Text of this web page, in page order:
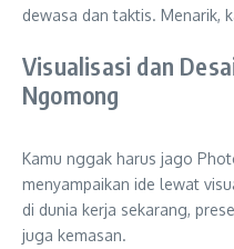
dewasa dan taktis. Menarik,
Visualisasi dan
Ngomong
Kamu nggak harus jago
menyampaikan ide lewat
di dunia kerja sekarang,
juga kemasan.